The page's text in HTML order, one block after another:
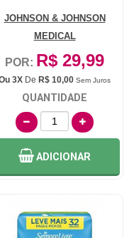
JOHNSON & JOHNSON
MEDICAL
POR: R$ 29,99
3X De R$ 10,00 Sem Juros
QUANTIDADE
ADICIONAR